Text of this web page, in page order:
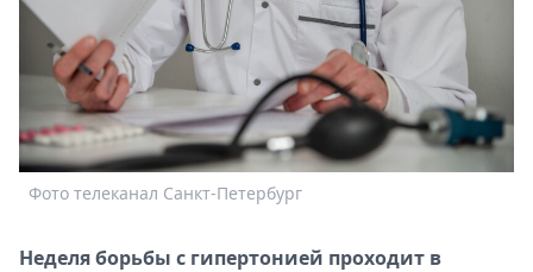
Пресс-
релизы
О
Metro
Стримы
Спецпроекты
Звезды
2026
Фото телеканал Санкт-Петербург
Неделя борьбы с гипертонией проходит в